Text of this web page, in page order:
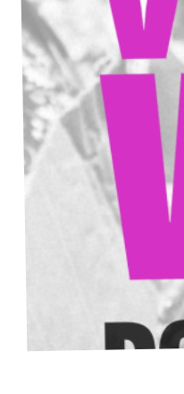
Werken bij Volt
Contact
Sprekersaanvraag
Volt There -
Charge -